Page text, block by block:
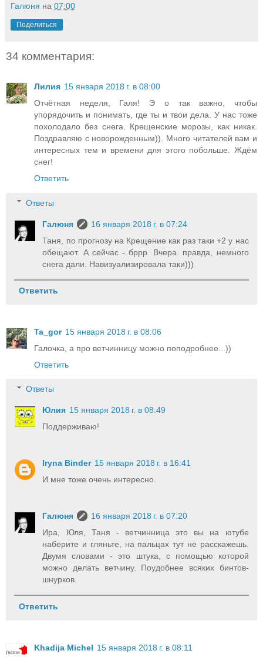
Галюня на 07:00
Поделиться
34 комментария:
Лилия 15 января 2018 г. в 08:00
Отчётная неделя, Галя! Э о так важно, чтобы
упорядочить и понимать, где ты и твои дела. У нас тоже
похолодало без снега. Крещенские морозы, как никак.
Поздравляю с новорожденным)). Много читателей вам и
интересных тем и времени для этого побольше. Ждём
снег!
Ответить
Ответы
Галюня
16 января 2018 г. в 07:24
Таня, по прогнозу на Крещение как раз таки +2 у нас
обещают. А сейчас - бррр. Вчера. правда, немного
снега дали. Навизуализировала таки)))
Ответить
Ta_gor 15 января 2018 г. в 08:06
Галочка, а про ветчинницу можно поподробнее...))
Ответить
Ответы
Юлия 15 января 2018 г. в 08:49
Поддерживаю!
Iryna Binder 15 января 2018 г. в 16:41
И мне тоже очень интересно.
Галюня
16 января 2018 г. в 07:20
Ира, Юля, Таня - ветчинница это вы на ютубе
наберите и гляньте, на пальцах тут не расскажешь.
Двумя словами - это штука, с помощью которой
можно делать ветчину. Поудобнее всяких бинтов-
шнурков.
Ответить
Khadija Michel 15 января 2018 г. в 08:11